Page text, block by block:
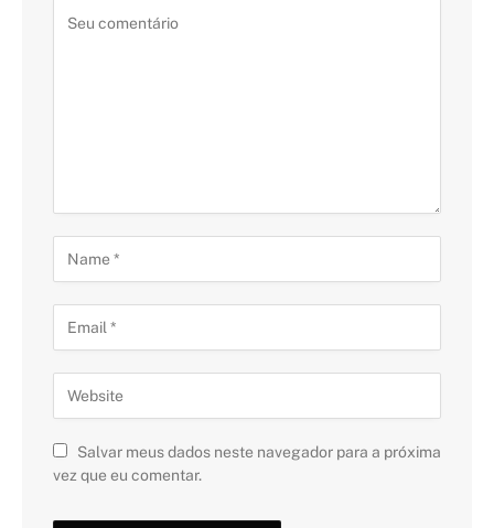
Salvar meus dados neste navegador para a próxima
vez que eu comentar.